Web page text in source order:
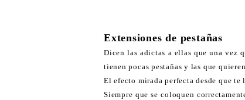
Extensiones de pestañas
Dicen las adictas a ellas que una vez
tienen pocas pestañas y las que
El efecto mirada perfecta desde que te
Siempre que se coloquen